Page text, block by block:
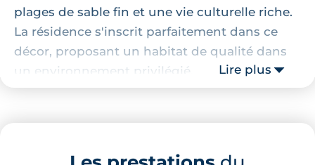
plages de sable fin et une vie culturelle riche.
La résidence s'inscrit parfaitement dans ce
décor, proposant un habitat de qualité dans
un environnement privilégié.
situation géographique avantageuse,
Lire plus